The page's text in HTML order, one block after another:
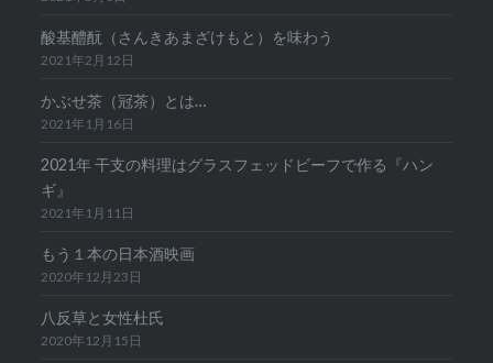
酸基醴酛（さんきあまざけもと）を味わう
2021年2月12日
かぶせ茶（冠茶）とは…
2021年1月16日
2021年 干支の料理はグラスフェッドビーフで作る『ハン
ギ』
2021年1月11日
もう１本の日本酒映画
2020年12月23日
八反草と女性杜氏
2020年12月15日